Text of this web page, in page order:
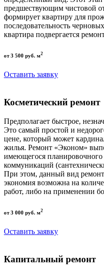
предшествующим чистовой
формирует квартиру для
последовательность
квартира подвергается
от 3 500 руб. м2
Оставить заявку
Косметический ремонт
Предполагает быстрое,
Это самый простой и
цене, который может
жилья. Ремонт «Эконом»
имеющегося
коммуникаций
При этом, данный вид
экономия возможна на
работ, либо на применении
от 3 000 руб. м2
Оставить заявку
Капитальный ремонт